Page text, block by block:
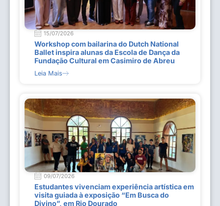
15/07/2026
Workshop com bailarina do Dutch National
Ballet inspira alunas da Escola de Dança da
Fundação Cultural em Casimiro de Abreu
Leia Mais
09/07/2026
Estudantes vivenciam experiência artística em
visita guiada à exposição “Em Busca do
Divino”, em Rio Dourado